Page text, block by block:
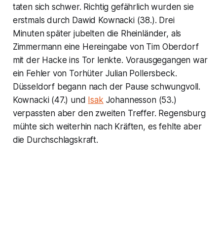
taten sich schwer. Richtig gefährlich wurden sie
erstmals durch Dawid Kownacki (38.). Drei
Minuten später jubelten die Rheinländer, als
Zimmermann eine Hereingabe von Tim Oberdorf
mit der Hacke ins Tor lenkte. Vorausgegangen war
ein Fehler von Torhüter Julian Pollersbeck.
Düsseldorf begann nach der Pause schwungvoll.
Kownacki (47.) und Isak Johannesson (53.)
verpassten aber den zweiten Treffer. Regensburg
mühte sich weiterhin nach Kräften, es fehlte aber
die Durchschlagskraft.